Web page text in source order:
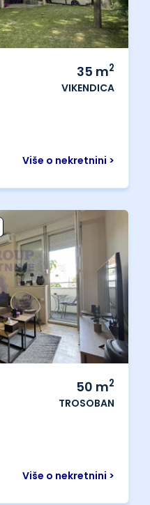
35 m2
VIKENDICA
Više o nekretnini >
50 m2
TROSOBAN
Više o nekretnini >